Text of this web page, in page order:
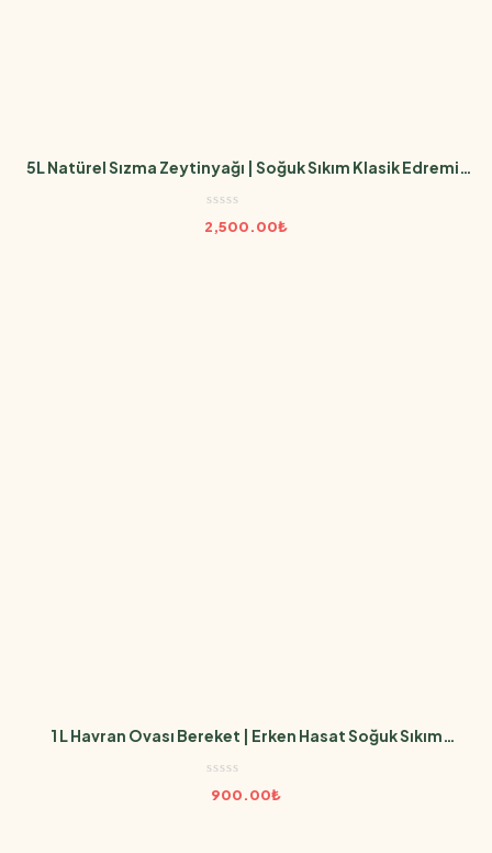
5L Natürel Sızma Zeytinyağı | Soğuk Sıkım Klasik Edremit
2,500.00₺
1 L Havran Ovası Bereket | Erken Hasat Soğuk Sıkım
900.00₺